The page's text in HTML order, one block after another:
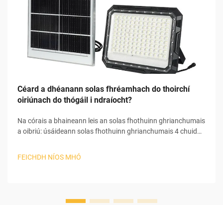
Céard a dhéanann solas fhréamhach do thoirchí
oiriúnach do thógáil i ndraíocht?
Na córais a bhaineann leis an solas fhothuinn ghrianchumais
a oibriú: úsáideann solas fhothuinn ghrianchumais 4 chuid
úsáideach chun féin a chur i mbun. I dtosach an phróisis,
FEICHDH NÍOS MHÓ